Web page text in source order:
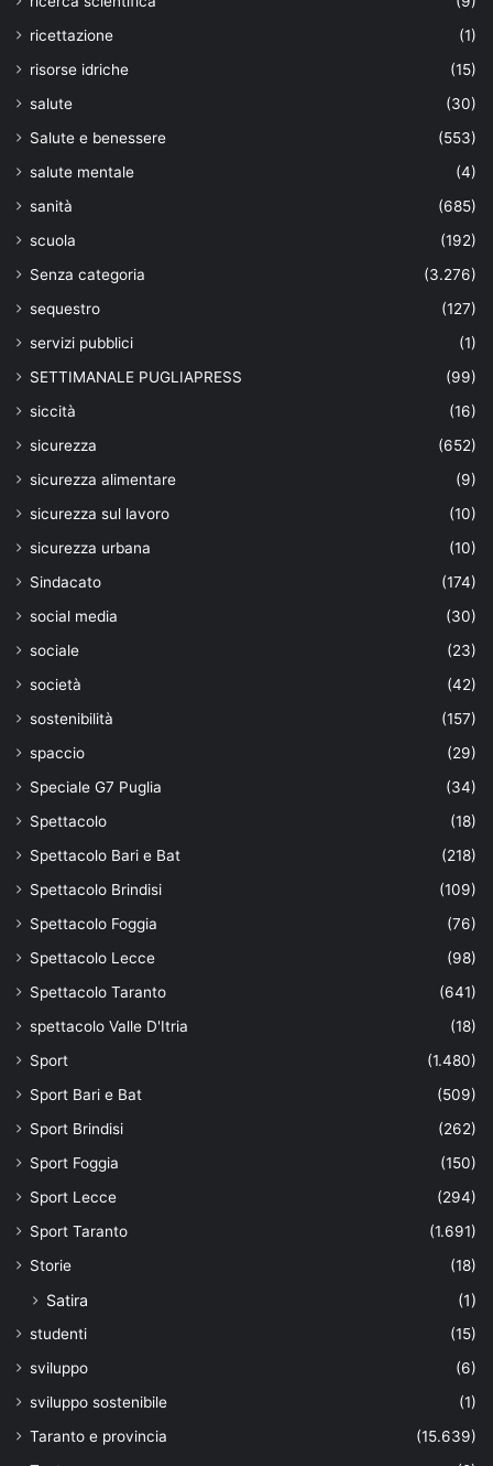
ricettazione
(1)
risorse idriche
(15)
salute
(30)
Salute e benessere
(553)
salute mentale
(4)
sanità
(685)
scuola
(192)
Senza categoria
(3.276)
sequestro
(127)
servizi pubblici
(1)
SETTIMANALE PUGLIAPRESS
(99)
siccità
(16)
sicurezza
(652)
sicurezza alimentare
(9)
sicurezza sul lavoro
(10)
sicurezza urbana
(10)
Sindacato
(174)
social media
(30)
sociale
(23)
società
(42)
sostenibilità
(157)
spaccio
(29)
Speciale G7 Puglia
(34)
Spettacolo
(18)
Spettacolo Bari e Bat
(218)
Spettacolo Brindisi
(109)
Spettacolo Foggia
(76)
Spettacolo Lecce
(98)
Spettacolo Taranto
(641)
spettacolo Valle D'Itria
(18)
Sport
(1.480)
Sport Bari e Bat
(509)
Sport Brindisi
(262)
Sport Foggia
(150)
Sport Lecce
(294)
Sport Taranto
(1.691)
Storie
(18)
Satira (1)
studenti
(15)
sviluppo
(6)
sviluppo sostenibile
(1)
Taranto e provincia
(15.639)